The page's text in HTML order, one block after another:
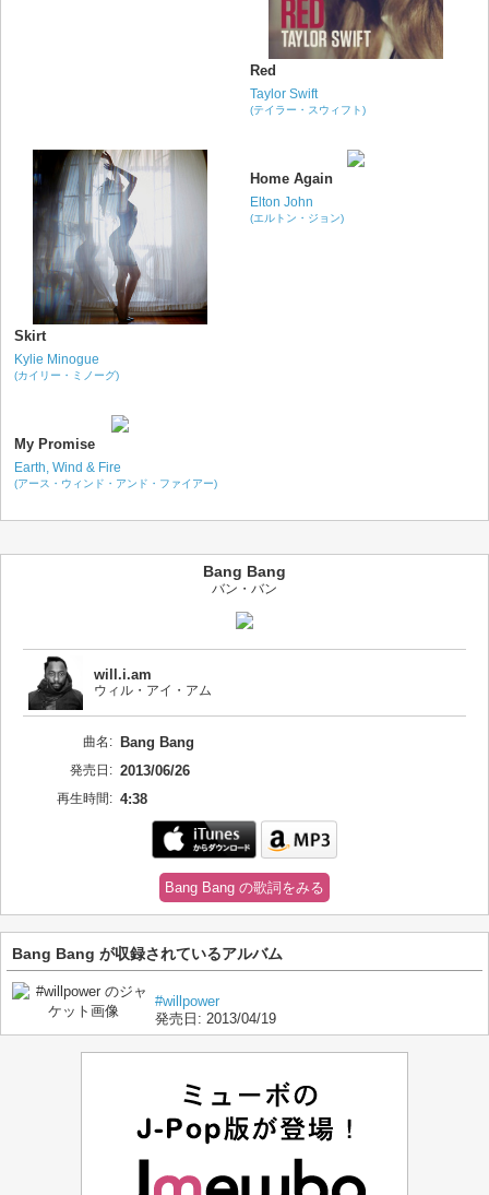
Red
Taylor Swift
(テイラー・スウィフト)
Skirt
Kylie Minogue
(カイリー・ミノーグ)
Home Again
Elton John
(エルトン・ジョン)
My Promise
Earth, Wind & Fire
(アース・ウィンド・アンド・ファイアー)
Bang Bang
バン・バン
will.i.am
ウィル・アイ・アム
曲名: Bang Bang
発売日: 2013/06/26
再生時間: 4:38
Bang Bang の歌詞をみる
Bang Bang が収録されているアルバム
#willpower
発売日: 2013/04/19